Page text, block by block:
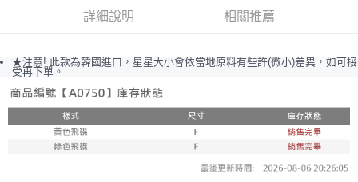
每筆NT$65，滿NT$688(含以上)免運費
每筆NT$65，滿NT$688(含以上)免運費
宅配
每筆NT$80，滿NT$1,000(含以上)免運費
宅配(外島)
詳細說明 相關推薦
★注意! 此款為韓國進口，星星大小會依當地原料有些許(微小)差異，如可接
受再下單。